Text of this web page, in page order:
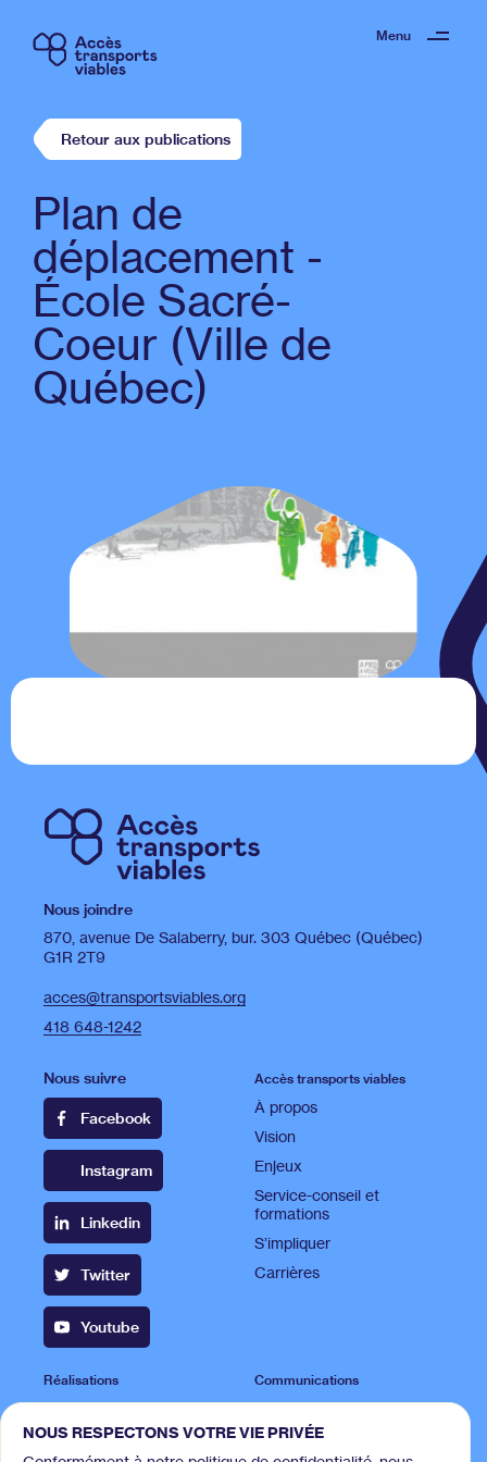
Retour aux publications
Plan de
déplacement -
École Sacré-
Coeur (Ville de
Québec)
Menu
Nous joindre
870, avenue De Salaberry, bur. 303 Québec (Québec)
G1R 2T9
acces@transportsviables.org
418 648-1242
Nous suivre
Facebook
Instagram
Linkedin
Twitter
Youtube
Accès transports viables
À propos
Vision
Enjeux
Service-conseil et
formations
S’impliquer
Carrières
Réalisations
Projets
Campagnes
Communications
Publications
Espace presse
NOUS RESPECTONS VOTRE VIE PRIVÉE